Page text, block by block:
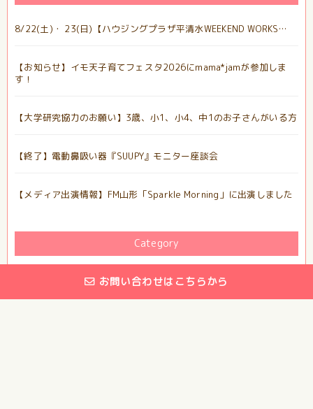
8/22(土)・ 23(日)【ハウジングプラザ平清水WEEKEND WORKS…
【お知らせ】イモ天子育てフェスタ2026にmama*jamが参加しま
す！
【大学研究協力のお願い】3歳、小1、小4、中1のお子さんがいる方
【終了】電動鼻吸い器『SUUPY』モニター座談会
【メディア出演情報】FM山形「Sparkle Morning」に出演しました
Category
(41)
event
(9)
お問い合わせはこちらから